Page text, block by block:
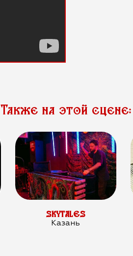
Также на этой сцене:
SKYTALES
Казань